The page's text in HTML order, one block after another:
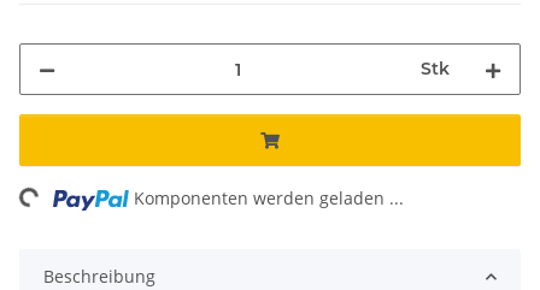
Stk
Komponenten werden geladen ...
Beschreibung